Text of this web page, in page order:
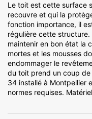
Le toit est cette surface
recouvre et qui la
fonction importance, il
régulière cette
maintenir en bon état la
mortes et les mousses
endommager le
du toit prend un coup de
34 installé à Montpellier
normes requises.